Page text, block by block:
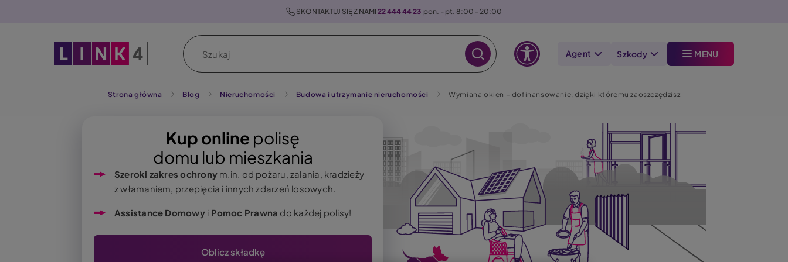
SKONTAKTUJ SIĘ Z NAMI 22 444 44 23 pon. - pt. 8:00 - 20:00
Szukaj
Agent Szkody MENU
Strona główna Blog Nieruchomości Budowa i utrzymanie nieruchomości Wymiana okien – dofinansowanie, dzięki któremu zaoszczędzisz
Kup online polisę
domu lub mieszkania
Szeroki zakres ochronym.in. od pożaru, zalania, kradzieży
z włamaniem, przepięcia i innych zdarzeń losowych.
Assistance Domowyi Pomoc Prawna do każdej polisy!
Oblicz składkę